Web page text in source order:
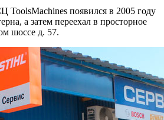
ToolsMachines появился в 2005 году
а затем переехал в просторное
шоссе д. 57.